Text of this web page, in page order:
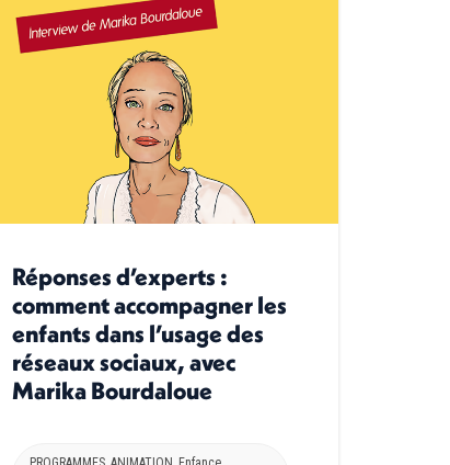
Réponses d’experts :
comment accompagner les
enfants dans l’usage des
réseaux sociaux, avec
Marika Bourdaloue